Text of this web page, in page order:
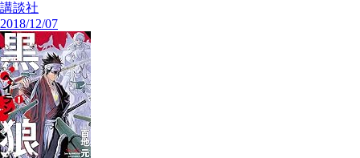
講談社
2018/12/07